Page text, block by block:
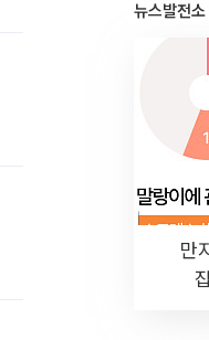
뉴스발전소
만